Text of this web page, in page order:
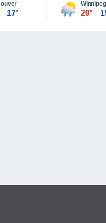
17°
Winnipeg
29°